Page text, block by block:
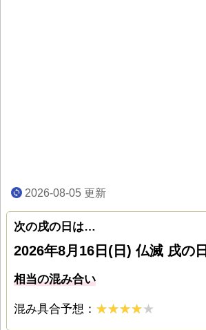
2026-08-05 更新
次の戌の日は…
2026年8月16日(日) 仏滅 戌の日
相当の混み合い
混み具合予想：